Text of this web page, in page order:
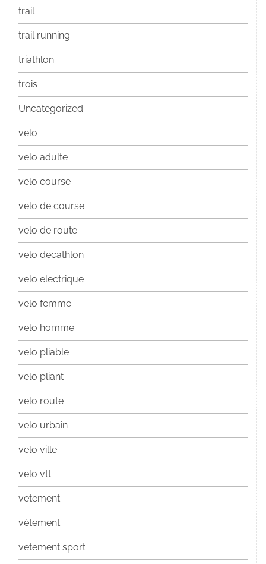
trail
trail running
triathlon
trois
Uncategorized
velo
velo adulte
velo course
velo de course
velo de route
velo decathlon
velo electrique
velo femme
velo homme
velo pliable
velo pliant
velo route
velo urbain
velo ville
velo vtt
vetement
vétement
vetement sport